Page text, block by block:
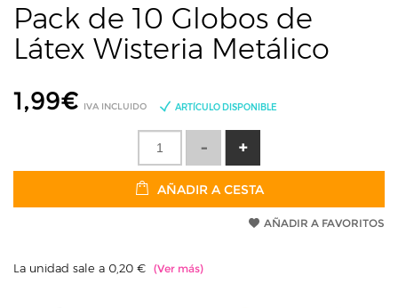
Pack de 10 Globos de
Látex Wisteria Metálico
1,99€ IVA INCLUIDO ARTÍCULO DISPONIBLE
AÑADIR A CESTA
AÑADIR A FAVORITOS
La unidad sale a 0,20 €